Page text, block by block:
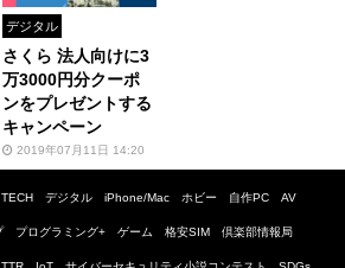
デジタル
さくら 法人向けに3
万3000円分クーポ
ンをプレゼントする
キャンペーン
2019年07月11日 14:20
TECH デジタル iPhone/Mac ホビー 自作PC AV
プログラミング+ ゲーム 格安SIM 倶楽部情報局